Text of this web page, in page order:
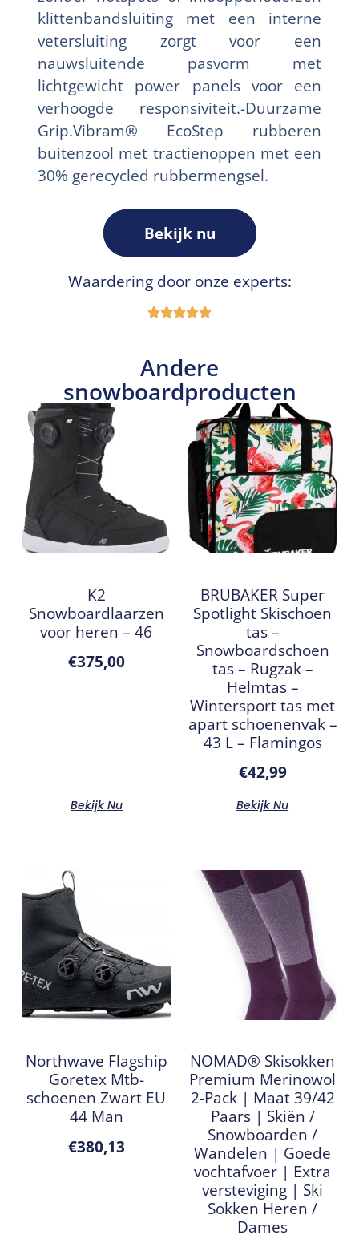
klittenbandsluiting met een interne
vetersluiting zorgt voor een
nauwsluitende pasvorm met
lichtgewicht power panels voor een
verhoogde responsiviteit.-Duurzame
Grip.Vibram® EcoStep rubberen
buitenzool met tractienoppen met een
30% gerecycled rubbermengsel.
Bekijk nu
Waardering door onze experts:
Andere
snowboardproducten
K2
Snowboardlaarzen
voor heren – 46
€375,00
Bekijk Nu
BRUBAKER Super
Spotlight Skischoen
tas –
Snowboardschoen
tas – Rugzak –
Helmtas –
Wintersport tas met
apart schoenenvak –
43 L – Flamingos
€42,99
Bekijk Nu
Northwave Flagship
Goretex Mtb-
schoenen Zwart EU
44 Man
€380,13
NOMAD® Skisokken
Premium Merinowol
2-Pack | Maat 39/42
Paars | Skiën /
Snowboarden /
Wandelen | Goede
vochtafvoer | Extra
versteviging | Ski
Sokken Heren /
Dames